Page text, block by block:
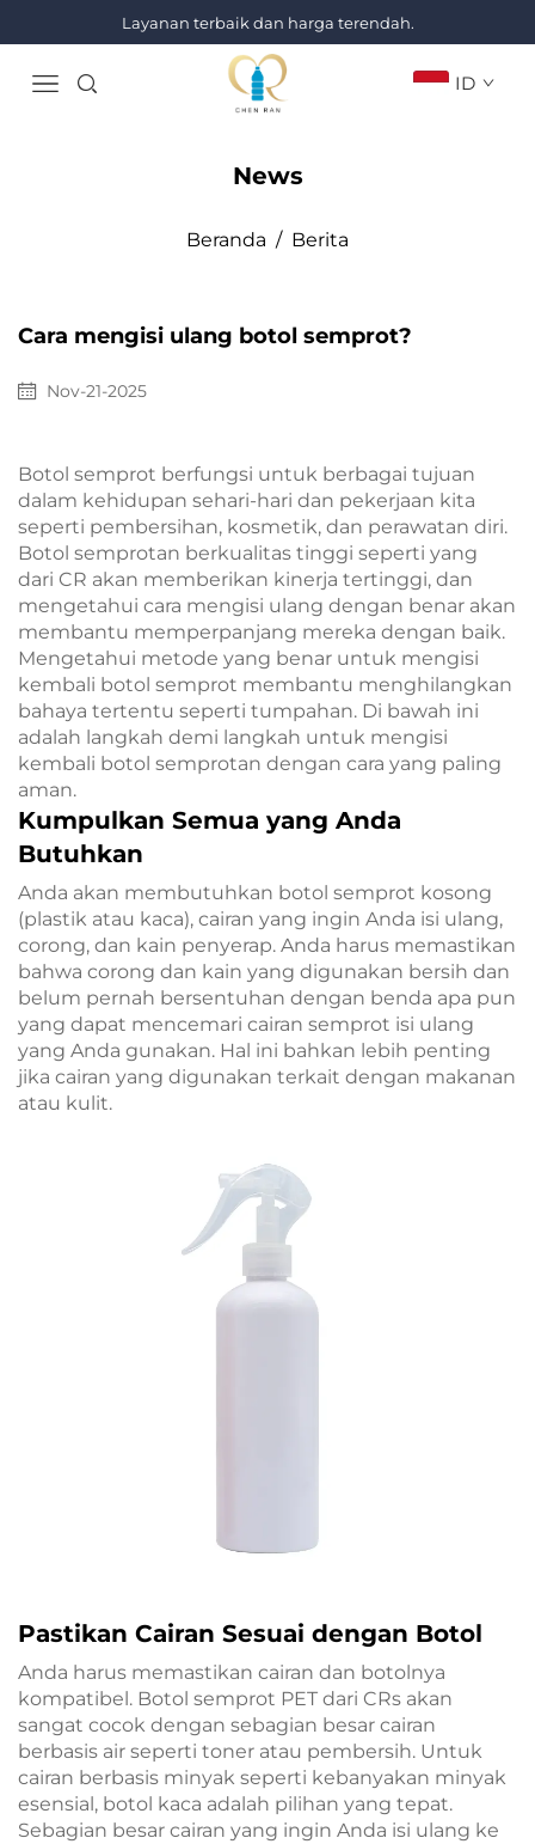
Layanan terbaik dan harga terendah.
ID
Beranda / Berita
News
Cara mengisi ulang botol semprot?
Nov-21-2025
Botol semprot berfungsi untuk berbagai tujuan
dalam kehidupan sehari-hari dan pekerjaan kita
seperti pembersihan, kosmetik, dan perawatan diri.
Botol semprotan berkualitas tinggi seperti yang
dari CR akan memberikan kinerja tertinggi, dan
mengetahui cara mengisi ulang dengan benar akan
membantu memperpanjang mereka dengan baik.
Mengetahui metode yang benar untuk mengisi
kembali botol semprot membantu menghilangkan
bahaya tertentu seperti tumpahan. Di bawah ini
adalah langkah demi langkah untuk mengisi
kembali botol semprotan dengan cara yang paling
aman.
Kumpulkan Semua yang Anda
Butuhkan
Anda akan membutuhkan botol semprot kosong
(plastik atau kaca), cairan yang ingin Anda isi ulang,
corong, dan kain penyerap. Anda harus memastikan
bahwa corong dan kain yang digunakan bersih dan
belum pernah bersentuhan dengan benda apa pun
yang dapat mencemari cairan semprot isi ulang
yang Anda gunakan. Hal ini bahkan lebih penting
jika cairan yang digunakan terkait dengan makanan
atau kulit.
Pastikan Cairan Sesuai dengan Botol
Anda harus memastikan cairan dan botolnya
kompatibel. Botol semprot PET dari CRs akan
sangat cocok dengan sebagian besar cairan
berbasis air seperti toner atau pembersih. Untuk
cairan berbasis minyak seperti kebanyakan minyak
esensial, botol kaca adalah pilihan yang tepat.
Sebagian besar cairan yang ingin Anda isi ulang ke